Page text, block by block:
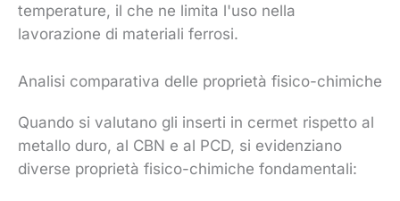
temperature, il che ne limita l'uso nella
lavorazione di materiali ferrosi.
Analisi comparativa delle proprietà fisico-chimiche
Quando si valutano gli inserti in cermet rispetto al
metallo duro, al CBN e al PCD, si evidenziano
diverse proprietà fisico-chimiche fondamentali: